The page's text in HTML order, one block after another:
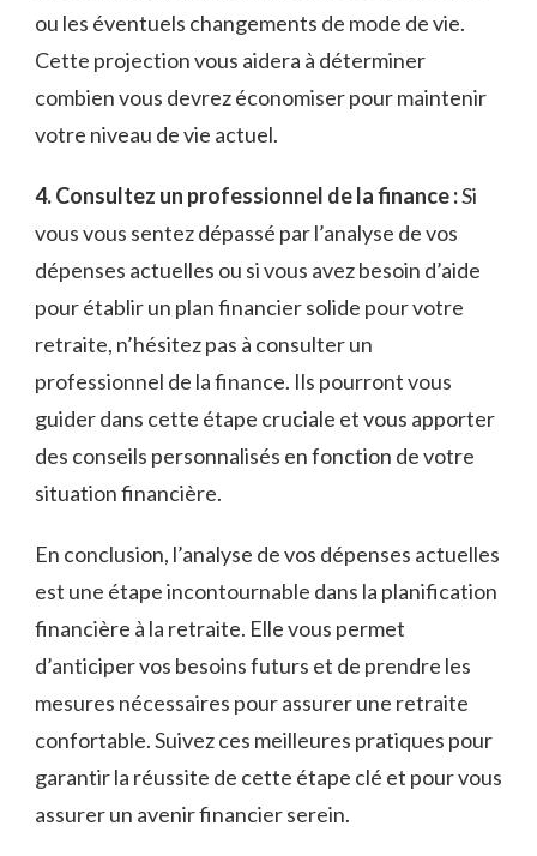
ou ⁤les éventuels changements de mode de ‌vie.
⁣Cette projection vous aidera à déterminer
combien vous devrez économiser pour maintenir
votre niveau⁢ de vie actuel.
4. ‍Consultez un professionnel de la ⁢finance :Si
vous vous sentez dépassé par l’analyse​ de vos⁣
dépenses actuelles ⁣ou⁣ si vous avez besoin d’aide
pour ​établir un⁤ plan financier solide pour votre‌
retraite, n’hésitez⁢ pas à consulter ​un
⁢professionnel de la finance. Ils pourront​ vous
guider dans cette⁣ étape cruciale et vous apporter
des conseils‌ personnalisés en fonction​ de votre
situation financière.
En conclusion, l’analyse de vos dépenses actuelles
est une étape incontournable dans la ‌planification
financière ​à la ​retraite. Elle vous permet
d’anticiper vos ‍besoins futurs et de prendre ‍les‌
mesures nécessaires⁤ pour assurer une retraite‌
confortable. Suivez⁢ ces ⁢meilleures pratiques pour
garantir ⁢la réussite de ⁤cette⁤ étape clé et pour vous
assurer​ un⁤ avenir financier serein.